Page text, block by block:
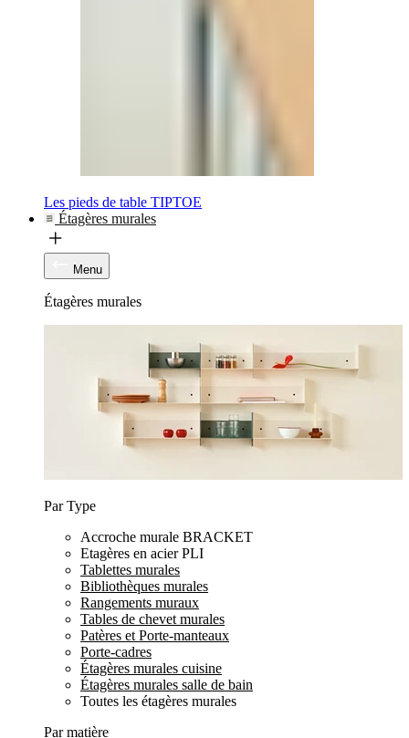
Les pieds de table TIPTOE
Étagères murales
Menu
Étagères murales
Par Type
Accroche murale BRACKET
Etagères en acier PLI
Tablettes murales
Bibliothèques murales
Rangements muraux
Tables de chevet murales
Patères et Porte-manteaux
Porte-cadres
Étagères murales cuisine
Étagères murales salle de bain
Toutes les étagères murales
Par matière